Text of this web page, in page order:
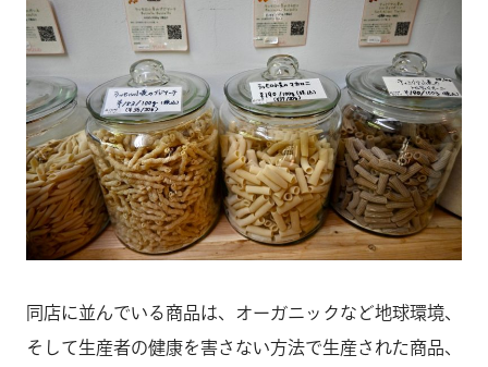
同店に並んでいる商品は、オーガニックなど地球環境、
そして生産者の健康を害さない方法で生産された商品、